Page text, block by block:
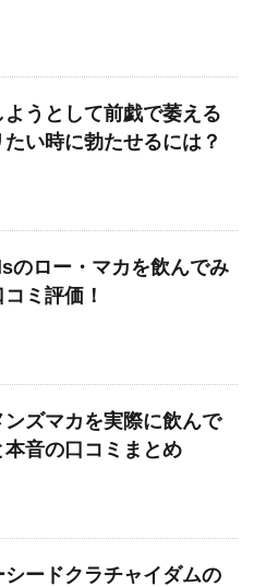
ようとして前戯で萎える
い時に勃たせるには？
のロー・マカを飲んでみ
ミ評価！
ンズマカを実際に飲んで
音の口コミまとめ
ードクラチャイダムの